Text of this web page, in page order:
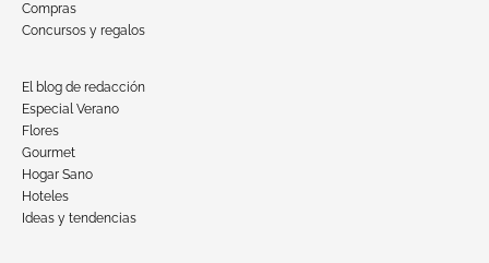
Compras
Concursos y regalos
El blog de redacción
Especial Verano
Flores
Gourmet
Hogar Sano
Hoteles
Ideas y tendencias